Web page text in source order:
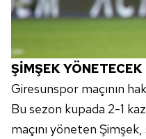
ŞİMŞEK YÖNETECEK
Giresunspor maçının
Bu sezon kupada 2-1
maçını yöneten